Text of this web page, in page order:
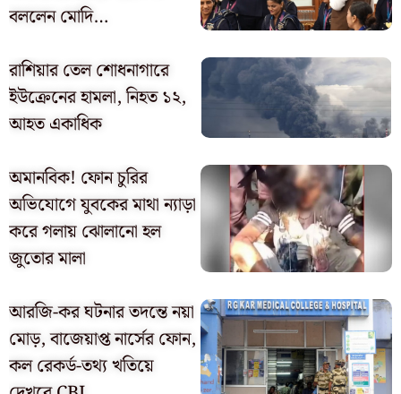
বললেন মোদি…
রাশিয়ার তেল শোধনাগারে
ইউক্রেনের হামলা, নিহত ১২,
আহত একাধিক
অমানবিক! ফোন চুরির
অভিযোগে যুবকের মাথা ন্যাড়া
করে গলায় ঝোলানো হল
জুতোর মালা
আরজি-কর ঘটনার তদন্তে নয়া
মোড়, বাজেয়াপ্ত নার্সের ফোন,
কল রেকর্ড-তথ্য খতিয়ে